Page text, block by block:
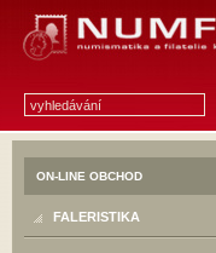
ON-LINE OBCHOD
FALERISTIKA